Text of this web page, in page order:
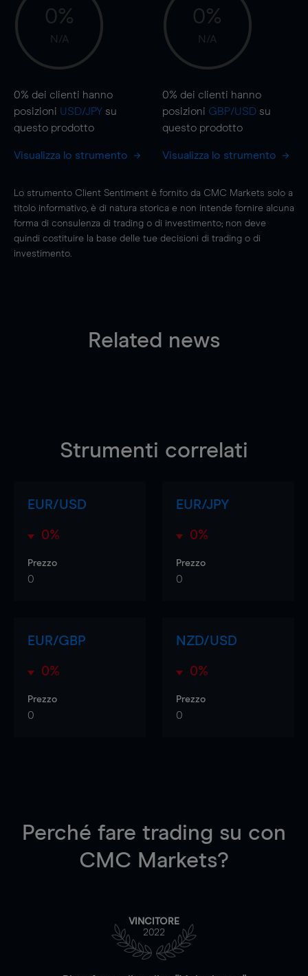
0%
N/A
0% dei clienti hanno
posizioni USD/JPY su
questo prodotto
Visualizza lo strumento
0%
N/A
0% dei clienti hanno
posizioni GBP/USDsu
questo prodotto
Visualizza lo strumento
Lo strumento Client Sentiment è fornito da CMC Markets solo a
titolo informativo, è di natura storica e non intende fornire alcuna
forma di consulenza di trading o di investimento; non deve
quindi costituire la base delle tue decisioni di trading o di
investimento.
Related news
Strumenti correlati
EUR/USD
0%
Prezzo
0
EUR/JPY
0%
Prezzo
0
EUR/GBP
0%
Prezzo
0
NZD/USD
0%
Prezzo
0
Perché fare trading su con
CMC Markets?
VINCITORE
2022